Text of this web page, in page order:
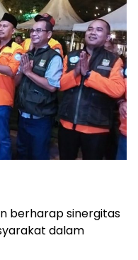
berharap sinergitas
dalam